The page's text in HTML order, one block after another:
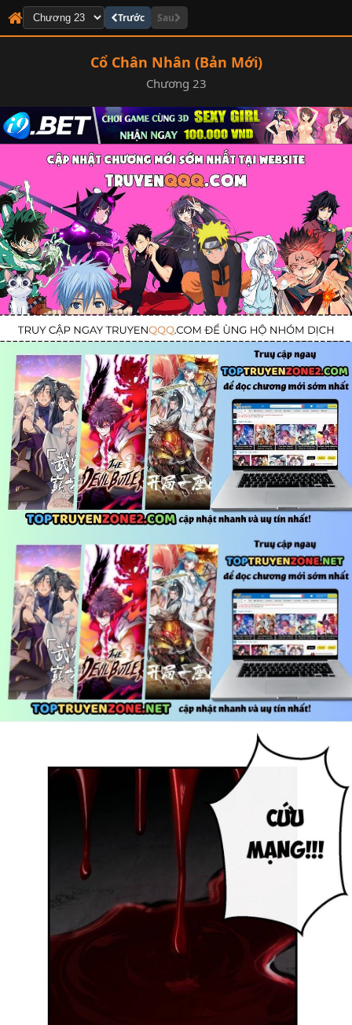
Trước Sau
Cổ Chân Nhân (Bản Mới)
Chương 23